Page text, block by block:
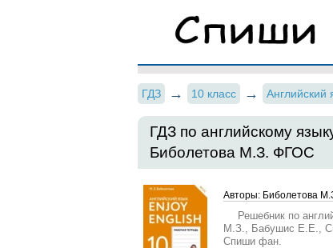
ГДЗ 10 класс Английский
ГДЗ по английскому
Биболетова М.З. ФГОС
Авторы: Биболетова
Решебник по
М.З., Бабушис Е.Е.,
Спиши фан.